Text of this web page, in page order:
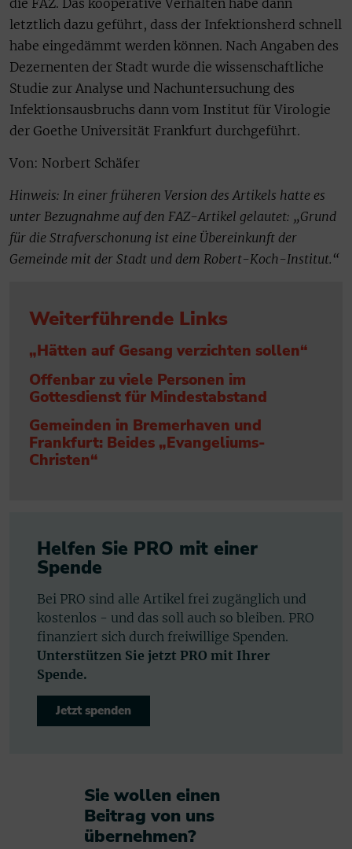
letztlich dazu geführt, dass der Infektionsherd schnell
habe eingedämmt werden können. Nach Angaben des
Dezernenten der Stadt wurde die wissenschaftliche
Studie zur Analyse und Nachuntersuchung des
Infektionsausbruchs dann vom Institut für Virologie
der Goethe Universität Frankfurt durchgeführt.
Von: Norbert Schäfer
Hinweis: In einer früheren Version des Artikels hatte es
unter Bezugnahme auf den FAZ-Artikel gelautet: „Grund
für die Strafverschonung ist eine Übereinkunft der
Gemeinde mit der Stadt und dem Robert-Koch-Institut.“
Weiterführende Links
„Hätten auf Gesang verzichten sollen“
Offenbar zu viele Personen im
Gottesdienst für Mindestabstand
Gemeinden in Bremerhaven und
Frankfurt: Beides „Evangeliums-
Christen“
Helfen Sie PRO mit einer
Spende
Bei PRO sind alle Artikel frei zugänglich und
kostenlos - und das soll auch so bleiben. PRO
finanziert sich durch freiwillige Spenden.
Unterstützen Sie jetzt PRO mit Ihrer
Spende.
Jetzt spenden
Sie wollen einen
Beitrag von uns
übernehmen?​